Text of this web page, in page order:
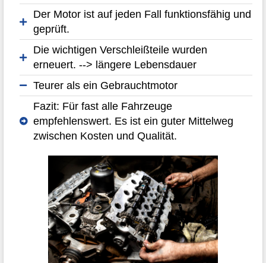
Der Motor ist auf jeden Fall funktionsfähig und
geprüft.
Die wichtigen Verschleißteile wurden
erneuert. --> längere Lebensdauer
Teurer als ein Gebrauchtmotor
Fazit: Für fast alle Fahrzeuge
empfehlenswert. Es ist ein guter Mittelweg
zwischen Kosten und Qualität.